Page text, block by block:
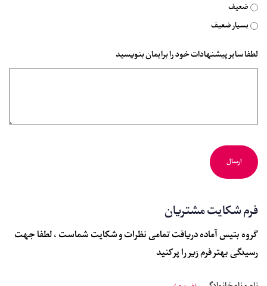
ضعیف
بسیار ضعیف
لطفا سایر پیشنهادات خود را برایمان بنویسید
فرم شکایت مشتریان
گروه بتیس آماده دریافت تمامی نظرات و شکایت شماست ، لطفا جهت
رسیدگی بهتر فرم زیر را پر کنید